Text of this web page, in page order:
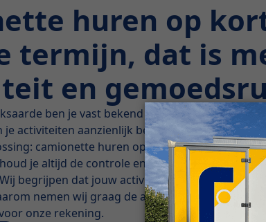
huren op
termijn, dat is
en
ben je vast bekend met seizoenspieken. Dit
je activiteiten aanzienlijk bemoeilijken. Gelukkig
camionette huren op korte, middellange of
je altijd de controle en kan je je volledig
begrijpen dat jouw activiteiten al genoeg tijd en
nemen wij graag de administratieve en
onze rekening.